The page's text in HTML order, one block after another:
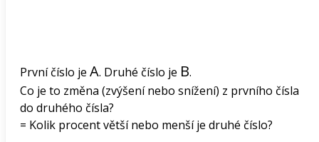
První číslo je A. Druhé číslo je B.
Co je to změna (zvýšení nebo snížení) z prvního čísla
do druhého čísla?
= Kolik procent větší nebo menší je druhé číslo?